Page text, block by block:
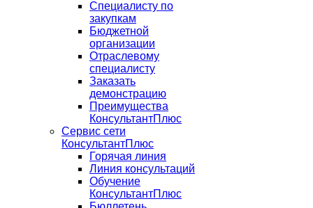
Специалисту по
закупкам
Бюджетной
организации
Отраслевому
специалисту
Заказать
демонстрацию
Преимущества
КонсультантПлюс
Сервис сети
КонсультантПлюс
Горячая линия
Линия консультаций
Обучение
КонсультантПлюс